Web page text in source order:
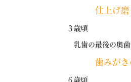
仕上げ
３歳頃
乳歯の最後の奥歯
歯みが
６歳頃